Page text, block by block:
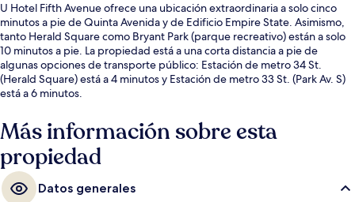
U Hotel Fifth Avenue ofrece una ubicación extraordinaria a solo cinco
minutos a pie de Quinta Avenida y de Edificio Empire State. Asimismo,
tanto Herald Square como Bryant Park (parque recreativo) están a solo
10 minutos a pie. La propiedad está a una corta distancia a pie de
algunas opciones de transporte público: Estación de metro 34 St.
(Herald Square) está a 4 minutos y Estación de metro 33 St. (Park Av. S)
está a 6 minutos.
Más información sobre esta
propiedad
Datos generales